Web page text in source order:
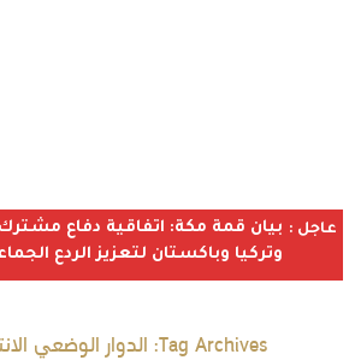
عاجل : بيان قمة مكة: اتفاقية دفاع
وتركيا وباكستان لتعزيز الردع
Tag Archives: الدوار الوضعي